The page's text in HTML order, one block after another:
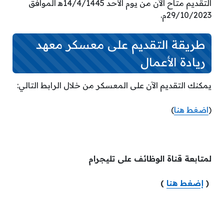
التقديم متاح الآن من يوم الأحد 14/4/1445ه‍ الموافق
29/10/2023م.
طريقة التقديم على معسكر معهد
ريادة الأعمال
يمكنك التقديم الآن على المعسكر من خلال الرابط التالي:
(اضغط هنا)
لمتابعة قناة الوظائف على تليجرام
( إضغط هنا )